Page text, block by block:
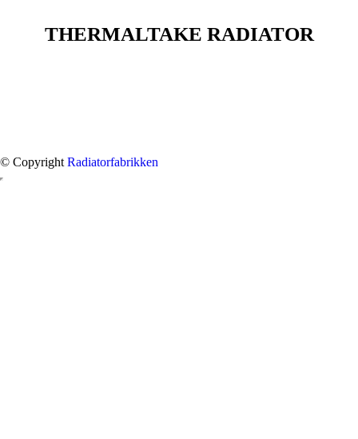
THERMALTAKE RADIATOR
© Copyright Radiatorfabrikken